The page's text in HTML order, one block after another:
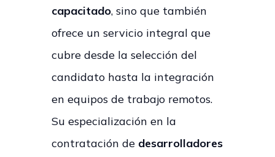
capacitado, sino que también
ofrece un servicio integral que
cubre desde la selección del
candidato hasta la integración
en equipos de trabajo remotos.
Su especialización en la
contratación de desarrolladores